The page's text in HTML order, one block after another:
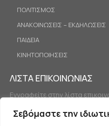
Σεβόμαστε την
ΠΟΛΙΤΙΣΜΟΣ
ΑΝΑΚΟΙΝΩΣΕΙΣ – ΕΚΔΗΛΩΣΕΙΣ
ΠΑΙΔΕΙΑ
ΚΙΝΗΤΟΠΟΙΗΣΕΙΣ
ΛΙΣΤΑ ΕΠΙΚΟΙΝΩΝΙΑΣ
Εγγραφείτε στην λίστα